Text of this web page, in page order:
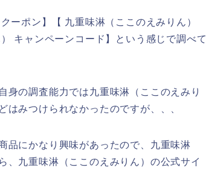
ーポン】【 九重味淋（ここのえみりん）
キャンペーンコード】という感じで調べて
身の調査能力では九重味淋（ここのえみり
はみつけられなかったのですが、、、
品にかなり興味があったので、九重味淋
、九重味淋（ここのえみりん）の公式サイ